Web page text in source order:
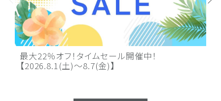
最大22％オフ！タイムセール開催中！
【2026.8.1(土)～8.7(金)】